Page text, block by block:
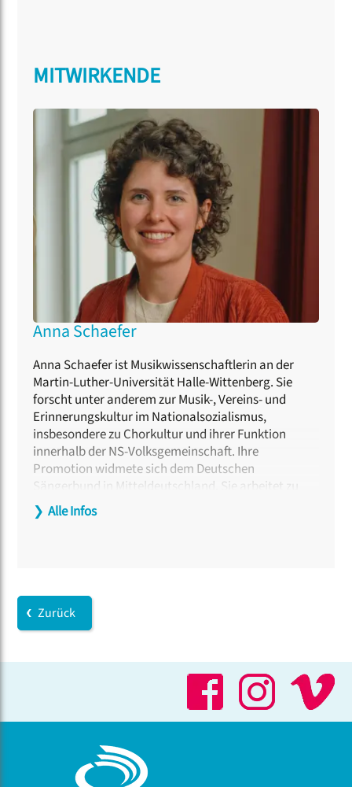
MITWIRKENDE
Anna Schaefer
Anna Schaefer ist Musikwissenschaftlerin an der
Martin-Luther-Universität Halle-Wittenberg. Sie
forscht unter anderem zur Musik-, Vereins- und
Erinnerungskultur im Nationalsozialismus,
insbesondere zu Chorkultur und ihrer Funktion
innerhalb der NS-Volksgemeinschaft. Ihre
Promotion widmete sich dem Deutschen
Sängerbund in Mitteldeutschland. Sie arbeitet zu
sozialen Praktiken, Emotionsgeschichte und
Aushandlungsprozessen innerhalb lokaler
❯ Alle Infos
Zurück